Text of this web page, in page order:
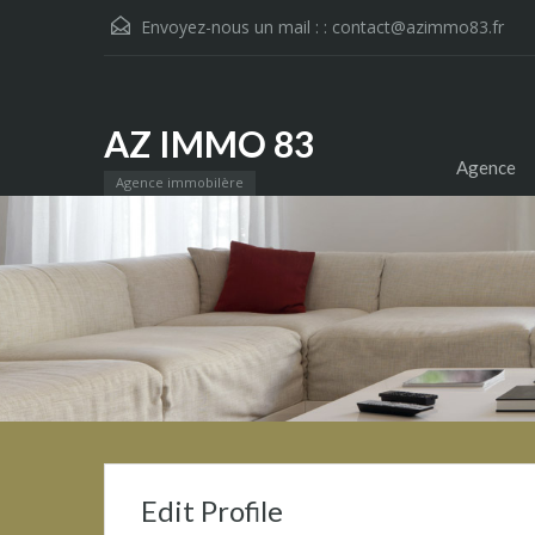
Envoyez-nous un mail : : contact@azimmo83.fr
AZ IMMO 83
Agence immobilère
Agence
Edit Profile